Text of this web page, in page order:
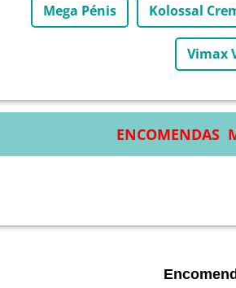
Mega Pénis Kolossal
Vimax
ENCOMENDAS